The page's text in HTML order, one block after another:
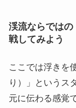
渓流ならでは
戦してみよう
ここでは浮きを
り）」というス
元に伝わる感覚